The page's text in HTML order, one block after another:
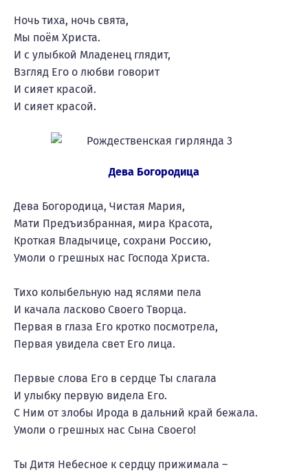
Ночь тиха, ночь свята,
Мы поём Христа.
И с улыбкой Младенец глядит,
Взгляд Его о любви говорит
И сияет красой.
И сияет красой.
Дева Богородица
Дева Богородица, Чистая Мария,
Мати Предъизбранная, мира Красота,
Кроткая Владычице, сохрани Россию,
Умоли о грешных нас Господа Христа.
Тихо колыбельную над яслями пела
И качала ласково Своего Творца.
Первая в глаза Его кротко посмотрела,
Первая увидела свет Его лица.
Первые слова Его в сердце Ты слагала
И улыбку первую видела Его.
С Ним от злобы Ирода в дальний край бежала.
Умоли о грешных нас Сына Своего!
Ты Дитя Небесное к сердцу прижимала –